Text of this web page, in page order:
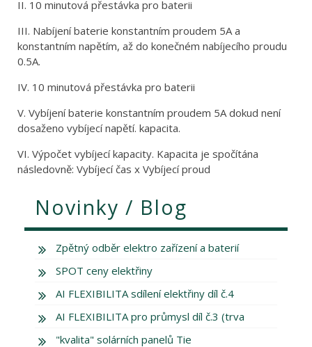
II. 10 minutová přestávka pro baterii
III. Nabíjení baterie konstantním proudem 5A a
konstantním napětím, až do konečném nabíjecího proudu
0.5A.
IV. 10 minutová přestávka pro baterii
V. Vybíjení baterie konstantním proudem 5A dokud není
dosaženo vybíjecí napětí. kapacita.
VI. Výpočet vybíjecí kapacity. Kapacita je spočítána
následovně: Vybíjecí čas x Vybíjecí proud
Novinky / Blog
Zpětný odběr elektro zařízení a baterií
SPOT ceny elektřiny
AI FLEXIBILITA sdílení elektřiny díl č.4
AI FLEXIBILITA pro průmysl díl č.3 (trva
"kvalita" solárních panelů Tie